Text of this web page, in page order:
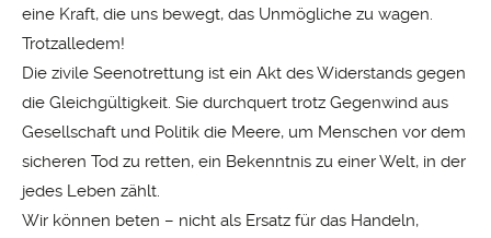
eine Kraft, die uns bewegt, das Unmögliche zu wagen.
Trotzalledem!
Die zivile Seenotrettung ist ein Akt des Widerstands gegen
die Gleichgültigkeit. Sie durchquert trotz Gegenwind aus
Gesellschaft und Politik die Meere, um Menschen vor dem
sicheren Tod zu retten, ein Bekenntnis zu einer Welt, in der
jedes Leben zählt.
Wir können beten – nicht als Ersatz für das Handeln,